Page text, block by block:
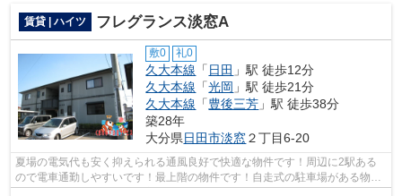
賃貸 | ハイツ フレグランス淡窓A
敷0 礼0
久大本線 「 日田 」駅 徒歩12分
久大本線 「光岡 」駅 徒歩21分
久大本線 「豊後三芳 」駅 徒歩38分
築28年
大分県日田市淡窓２丁目6-20
夏場の電気代も安く抑えられる通風良好で快適な物件です！周辺に2駅ある
ので電車通勤しやすいです！最上階の物件です！自走式の駐車場がある物件